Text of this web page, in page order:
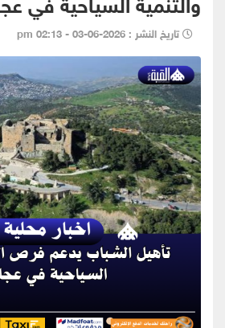
تاريخ النشر : 2026-06-03 - 02:13 pm